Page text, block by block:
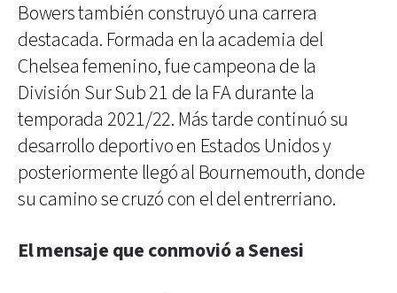
Bowers también construyó una carrera
destacada. Formada en la academia del
Chelsea femenino, fue campeona de la
División Sur Sub 21 de la FA durante la
temporada 2021/22. Más tarde continuó su
desarrollo deportivo en Estados Unidos y
posteriormente llegó al Bournemouth, donde
su camino se cruzó con el del entrerriano.
El mensaje que conmovió a Senesi